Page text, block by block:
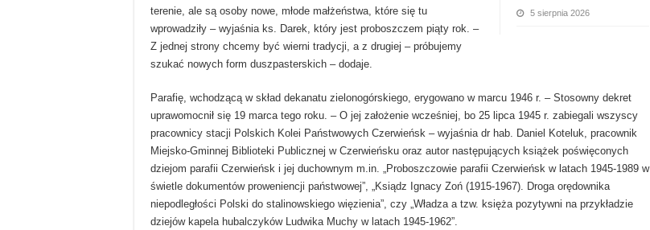
5 sierpnia 2026
terenie, ale są osoby nowe, młode małżeństwa, które się tu
wprowadziły – wyjaśnia ks. Darek, który jest proboszczem piąty rok. –
Z jednej strony chcemy być wierni tradycji, a z drugiej – próbujemy
szukać nowych form duszpasterskich – dodaje.
Parafię, wchodzącą w skład dekanatu zielonogórskiego, erygowano w marcu 1946 r. – Stosowny dekret
uprawomocnił się 19 marca tego roku. – O jej założenie wcześniej, bo 25 lipca 1945 r. zabiegali wszyscy
pracownicy stacji Polskich Kolei Państwowych Czerwieńsk – wyjaśnia dr hab. Daniel Koteluk, pracownik
Miejsko-Gminnej Biblioteki Publicznej w Czerwieńsku oraz autor następujących książek poświęconych
dziejom parafii Czerwieńsk i jej duchownym m.in. „Proboszczowie parafii Czerwieńsk w latach 1945-1989 w
świetle dokumentów proweniencji państwowej”, „Ksiądz Ignacy Zoń (1915-1967). Droga orędownika
niepodległości Polski do stalinowskiego więzienia”, czy „Władza a tzw. księża pozytywni na przykładzie
dziejów kapela hubalczyków Ludwika Muchy w latach 1945-1962”.